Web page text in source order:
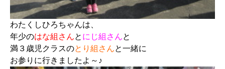
わたくしひろちゃんは、
年少のはな組さんと にじ組さんと
満３歳児クラスのとり組さんと一緒に
お参りに行きましたよ～♪